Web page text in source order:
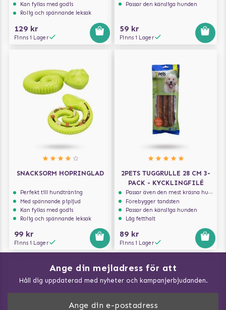
Kan fyllas med godis
Rolig och spännande leksak
129 kr
Finns i Lager
Passar den känsliga hunden
59 kr
Finns i Lager
SNACKSORM HOPRINGLAD
Perfekt till hundträning
Med spännande pipljud
Kan fyllas med godis
Rolig och spännande leksak
99 kr
Finns i Lager
2PETS TUGGRULLE 28 CM 3-
PACK - KYCKLINGFILÉ
Passar även den mest kräsna hunden
Förebygger tandsten
Passar den känsliga hunden
Låg fetthalt
89 kr
Finns i Lager
Ange din mejladress för att
Håll dig uppdaterad med nyheter och kampanjerbjudanden.
Vad kan hundar äta?